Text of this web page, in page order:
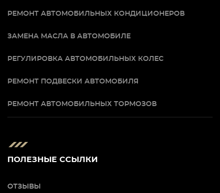
РЕМОНТ АВТОМОБИЛЬНЫХ КОНДИЦИОНЕРОВ
ЗАМЕНА МАСЛА В АВТОМОБИЛЕ
РЕГУЛИРОВКА АВТОМОБИЛЬНЫХ КОЛЕС
РЕМОНТ ПОДВЕСКИ АВТОМОБИЛЯ
РЕМОНТ АВТОМОБИЛЬНЫХ ТОРМОЗОВ
ПОЛЕЗНЫЕ ССЫЛКИ
ОТЗЫВЫ